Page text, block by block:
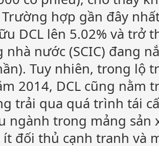
Trường hợp gần đây
DCL lên 5.02% và trở
nhà nước (SCIC) đang
Tuy nhiên, trong lộ
2014, DCL cũng nằm
trải qua quá trình tái
ngành trong mảng sản
ít đối thủ cạnh tranh và